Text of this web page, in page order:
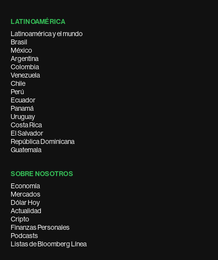
LATINOAMÉRICA
Latinoamérica y el mundo
Brasil
México
Argentina
Colombia
Venezuela
Chile
Perú
Ecuador
Panamá
Uruguay
Costa Rica
El Salvador
República Dominicana
Guatemala
SOBRE NOSOTROS
Economía
Mercados
Dólar Hoy
Actualidad
Cripto
Finanzas Personales
Podcasts
Listas de Bloomberg Línea